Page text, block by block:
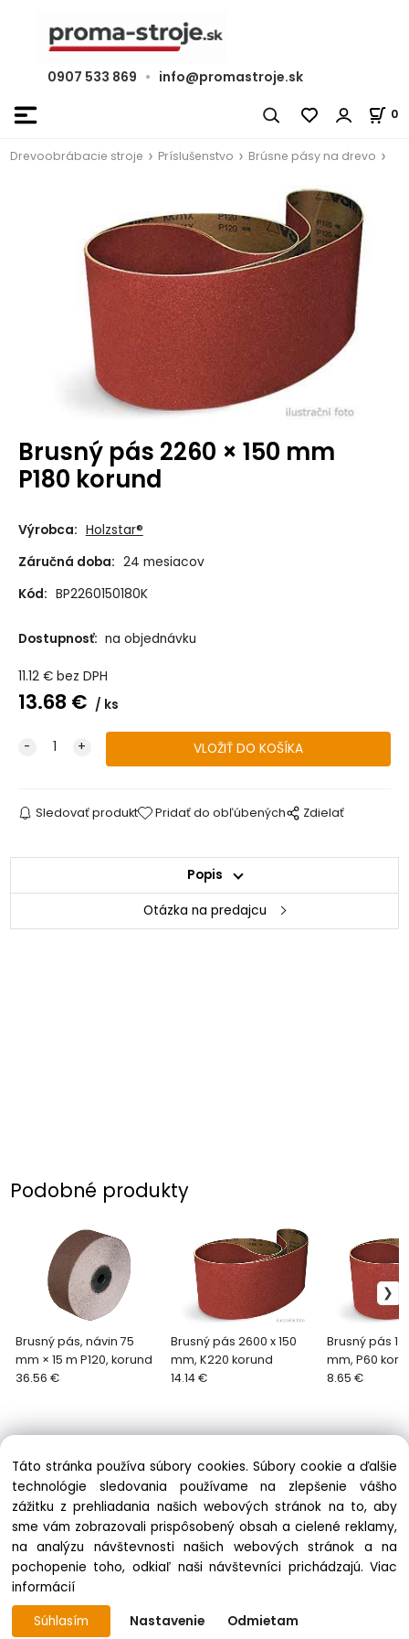
0907 533 869 • info@promastroje.sk
0
Drevoobrábacie stroje Príslušenstvo Brúsne pásy na drevo
Brusný pás 2260 × 150 mm
P180 korund
Výrobca: Holzstar®
Záručná doba: 24 mesiacov
Kód: BP2260150180K
Dostupnosť: na objednávku
11.12€ bez DPH
13.68 € ks
Sledovať produkt Pridať do obľúbených Zdielať
Popis
Otázka na predajcu
Podobné produkty
Brusný pás, návin 75
mm × 15 m P120, korund
36.56 €
Brusný pás 2600 x 150
mm, K220 korund
14.14 €
Brusný pás 1
mm, P60
8.65 €
Informácie
Obchodné podmienky
Ochrana osobných údajov
Zásady cookies
© 2009 - 2026 PROMA STROJE – Všetky práva vyhradené
Táto stránka používa súbory cookies. Súbory cookie a ďalšie
technológie sledovania používame na zlepšenie vášho
zážitku z prehliadania našich webových stránok na to, aby
sme vám zobrazovali prispôsobený obsah a cielené reklamy,
na analýzu návštevnosti našich webových stránok a na
pochopenie toho, odkiaľ naši návštevníci prichádzajú.Viac
informácií
Súhlasím
Nastavenie Odmietam